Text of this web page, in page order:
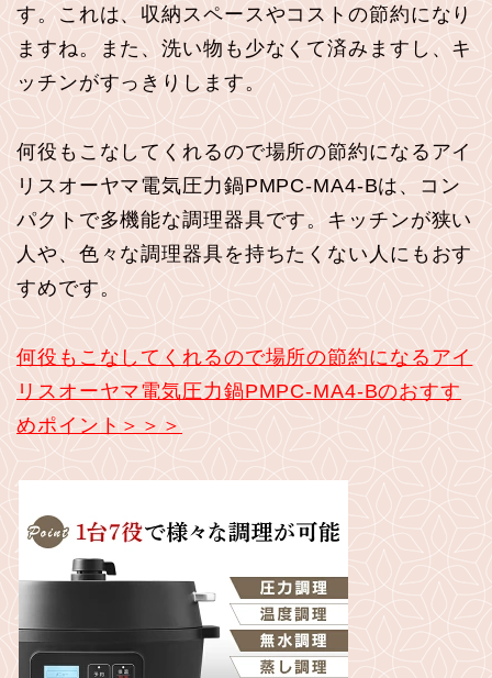
す。これは、収納スペースやコストの節約になり
ますね。また、洗い物も少なくて済みますし、キ
ッチンがすっきりします。
何役もこなしてくれるので場所の節約になるアイ
リスオーヤマ電気圧力鍋PMPC-MA4-Bは、コン
パクトで多機能な調理器具です。キッチンが狭い
人や、色々な調理器具を持ちたくない人にもおす
すめです。
何役もこなしてくれるので場所の節約になるアイ
リスオーヤマ電気圧力鍋PMPC-MA4-Bのおすす
めポイント＞＞＞